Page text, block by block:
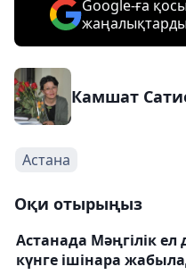
Google-ға
Камшат
Астана
Оқи отырыңыз
Астанада Мәңгілік ел
күнге ішінара